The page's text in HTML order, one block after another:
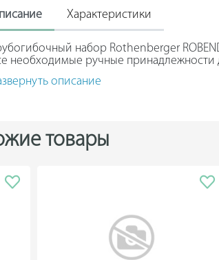
Характеристики
набор Rothenberger
необходимые ручные принадлежности
заготовок. Результаты изгиба
процесс легко проводится под
сталь.
описание
товары